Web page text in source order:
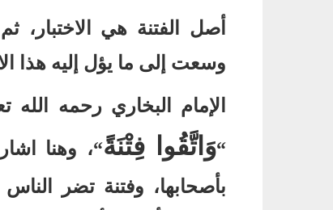
أصل الفتنة هي الاختبار،
وسعت إلى ما يؤل إليه هذا
الإمام البخاري رحمه
“وَاتَّقُوا فِتْنَةً“، وهنا
بأصحابها، وفتنة تضر